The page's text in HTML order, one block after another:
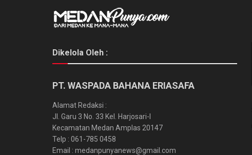
Dikelola Oleh :
PT. WASPADA BAHANA ERIASAFA
Alamat Redaksi :
Jl. Garu 3 No. 33 Kel. Harjosari-I
Kecamatan Medan Amplas 20147
Telp : 061-785 0458
Email : medanpunyanews@gmail.com